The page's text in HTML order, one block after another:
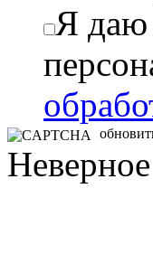
Я даю